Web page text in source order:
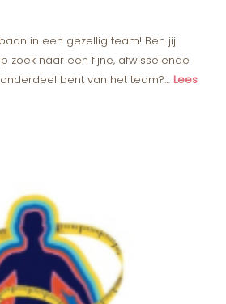
in een gezellig team! Ben jij
zoek naar een fijne, afwisselende
bent van het team?… Lees